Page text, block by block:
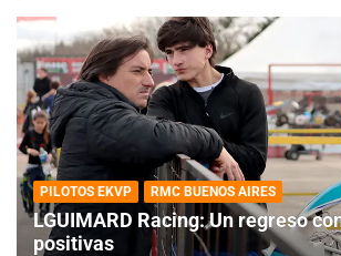
PILOTOS EKVP RMC BUENOS AIRES
LGUIMARD Racing: Un regreso
positivas